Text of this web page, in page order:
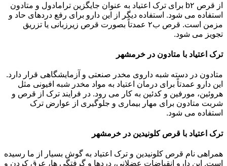
از قرص b۲ برای ترک اعتیاد به عنوان جایگزین ترامادول و متادون
استفاده می شود. استفاده دیگر از این دارو برای رفع دردهای حاد و
مزمن است. قرص ب۲ عمدتاً بصورت قرص زیرزبانی یا تزریق
تجویز می شود.
ترک اعتیاد با متادون در خرمشهر
متادون در دسته شبه داروی مخدر صنعتی و آزمایشگاهی قرار دارد.
این دارو عمدتاً برای درمان اعتیاد به مواد مخدر شبه افیونی مثل
هروئین، مورفین و کدئین به کار می رود. در فرایند ترک از قرص و
شربت متادون برای مهار بیماری و جلوگیری از عوارض ترک
استفاده می شود.
ترک اعتیاد با قرص کلونیدین در خرمشهر
همراهی نام قرص کلونیدین و ترک اعتیاد به گوش بسیار از ما رسیده
است. این دارو انقباضات عضلانی، دردها و گرفتگی ها، عرق کردن و